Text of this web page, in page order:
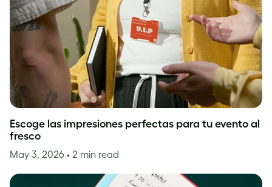
Escoge las impresiones perfectas para tu evento al
fresco
May 3, 2026 • 2 min read